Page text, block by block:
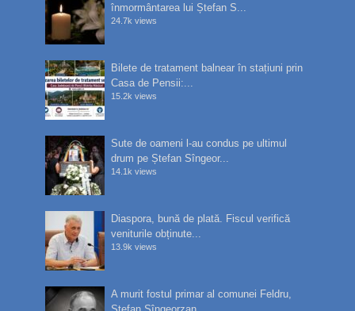
înmormântarea lui Ștefan S...
24.7k views
Bilete de tratament balnear în stațiuni prin
Casa de Pensii:...
15.2k views
Sute de oameni l-au condus pe ultimul
drum pe Ștefan Sîngeor...
14.1k views
Diaspora, bună de plată. Fiscul verifică
veniturile obținute...
13.9k views
A murit fostul primar al comunei Feldru,